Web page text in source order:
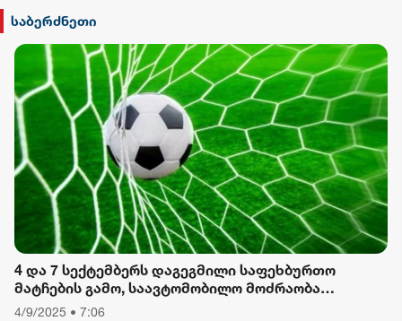
სილქ უნივერსალი
TV პირველი
ფორმულა
რიონი
საბერძნეთი
4 და 7 სექტემბერს დაგეგმილი საფეხბურთო
მატჩების გამო, საავტომობილო მოძრაობა
შეიზღუდება
4/9/2025 • 7:06